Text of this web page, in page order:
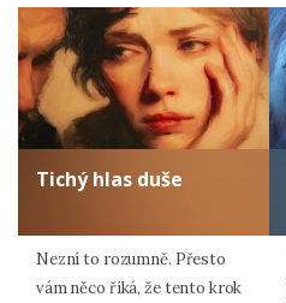
Tichý hlas duše
Nezní to rozumně. Přesto
vám něco říká, že tento krok